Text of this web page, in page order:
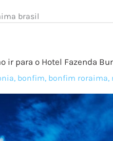
brasil
ir para o Hotel Fazenda
, bonfim, bonfim roraima,